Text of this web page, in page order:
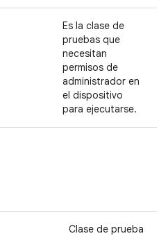
Es la clase de
pruebas que
necesitan
permisos de
administrador en
el dispositivo
para ejecutarse.
Clase de prueba